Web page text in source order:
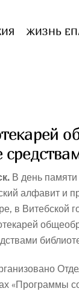
ЖИЗНЬ
В день
алфавит и
в Витебской
«Программы